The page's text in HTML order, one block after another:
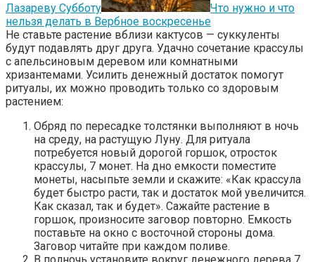
Лазареву Субботу
Что нужно и что
нельзя делать в Вербное воскресенье
Не ставьте растение вблизи кактусов — суккуленты
будут подавлять друг друга. Удачно сочетание крассулы
с апельсиновым деревом или комнатными
хризантемами. Усилить денежный достаток помогут
ритуалы, их можно проводить только со здоровым
растением:
Обряд по пересадке толстянки выполняют в ночь
на среду, на растущую Луну. Для ритуала
потребуется новый дорогой горшок, отросток
крассулы, 7 монет. На дно емкости поместите
монеты, насыпьте земли и скажите: «Как крассула
будет быстро расти, так и достаток мой увеличится.
Как сказал, так и будет». Сажайте растение в
горшок, произносите заговор повторно. Емкость
поставьте на окно с восточной стороны дома.
Заговор читайте при каждом поливе.